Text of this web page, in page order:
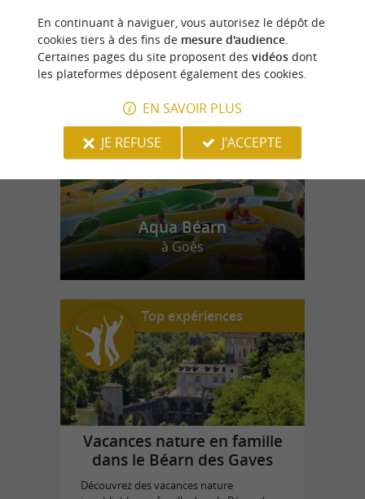
n
o
t
r
e
c
o
u
p
d
e
c
o
e
u
r
Aqua Béarn
à Goès
Top expériences
Vacances nature en famille
dans le Béarn des Gaves
Découvrez des vacances nature
En continuant à naviguer, vous autorisez le dépôt de
cookies tiers à des fins de mesure d'audience.
Certaines pages du site proposent des vidéosdont
les plateformes déposent également des cookies.
EN SAVOIR PLUS
JE REFUSE
J'ACCEPTE